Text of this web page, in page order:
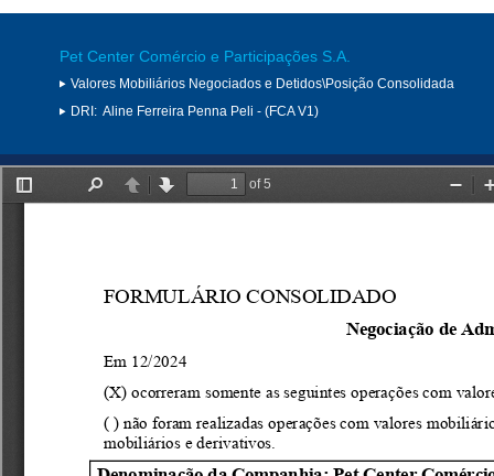
Pet Center Comércio e Participações S.A.
Valores Mobiliários Negociados e Detidos\Posição Consolidada
DRI: Aline Ferreira Penna Peli - (FCA V1)